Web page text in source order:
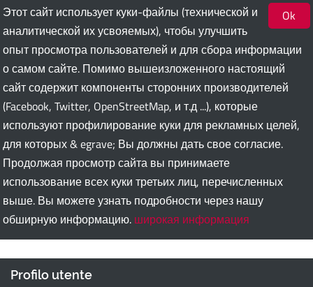
Ok
Этот сайт использует куки-файлы (технической и
аналитической их усвояемых), чтобы улучшить
опыт просмотра пользователей и для сбора информации
о самом сайте. Помимо вышеизложенного настоящий
сайт содержит компоненты сторонних производителей
(Facebook, Twitter, OpenStreetMap, и т.д ...), которые
используют профилирование куки для рекламных целей,
для которых & egrave; Вы должны дать свое согласие.
Продолжая просмотр сайта вы принимаете
использование всех куки третьих лиц, перечисленных
выше. Вы можете узнать подробности через нашу
обширную информацию. широкая информация
Bari Guest Card
ITA ENG DEU SPA FRA RUS
Profilo utente